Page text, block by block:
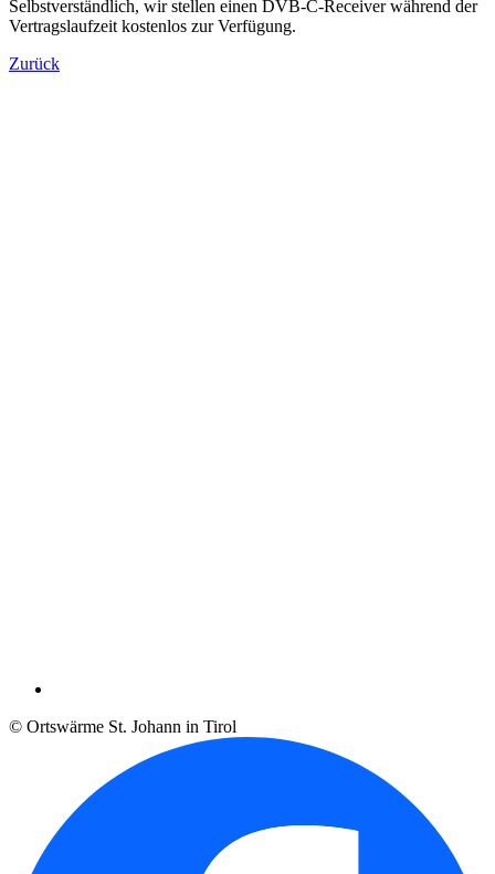
Selbstverständlich, wir stellen einen DVB-C-Receiver während der
Vertragslaufzeit kostenlos zur Verfügung.
Zurück
© Ortswärme St. Johann in Tirol